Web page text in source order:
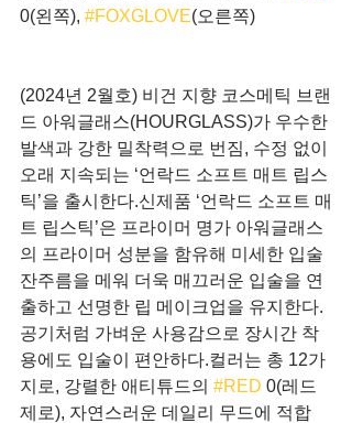
0(왼쪽), #FOXGLOVE(오른쪽)
(2024년 2월호) 비건 지향 코스메틱 브랜
드 아워글래스(HOURGLASS)가 우수한
발색과 강한 밀착력으로 번짐, 수정 없이
오래 지속되는 ‘언락드 소프트 매트 립스
틱’을 출시한다.신제품 ‘언락드 소프트 매
트 립스틱’은 프라이머 명가 아워글래스
의 프라이머 성분을 함유해 미세한 입술
잔주름을 메워 더욱 매끄러운 입술을 연
출하고 선명한 립 메이크업을 유지한다.
공기처럼 가벼운 사용감으로 장시간 착
용에도 입술이 편안하다.컬러는 총 12가
지로, 강렬한 애티튜드의 #RED 0(레드
제로), 자연스러운 데일리 무드에 적합